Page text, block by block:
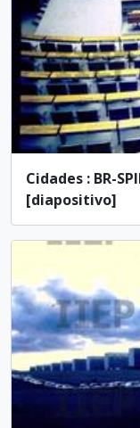
Cidades : BR-
[diapositivo]